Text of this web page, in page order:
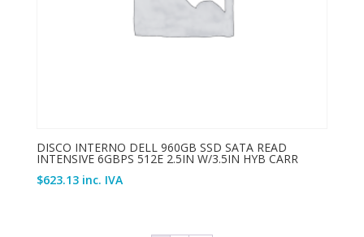
DISCO INTERNO DELL 960GB SSD SATA READ
INTENSIVE 6GBPS 512E 2.5IN W/3.5IN HYB CARR
$623.13 inc. IVA